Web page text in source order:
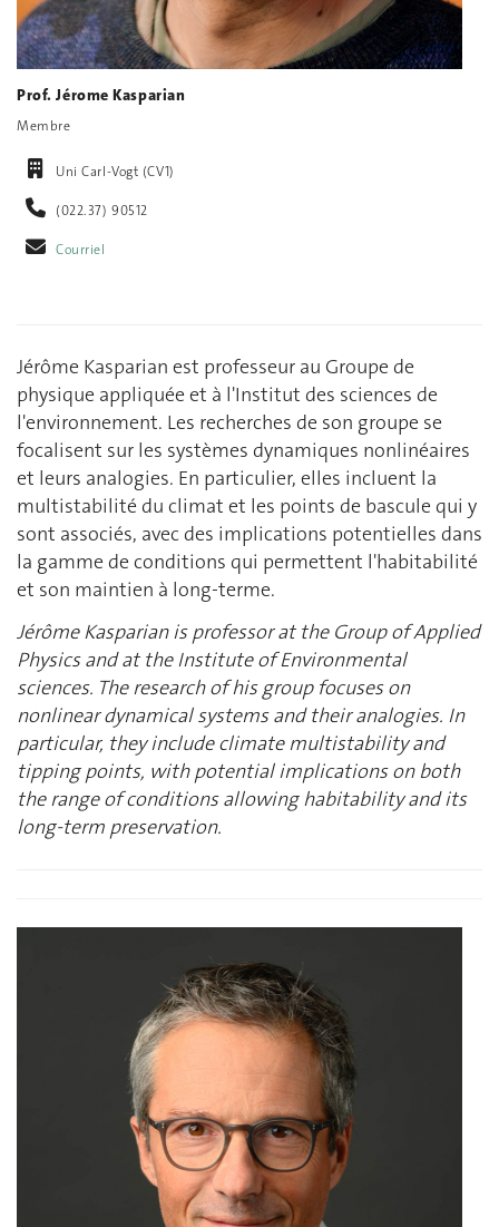
Prof. Jérome Kasparian
Membre
Uni Carl-Vogt (CV1)
(022.37) 90512
Courriel
Jérôme Kasparian est professeur au Groupe de
physique appliquée et à l'Institut des sciences de
l'environnement. Les recherches de son groupe se
focalisent sur les systèmes dynamiques nonlinéaires
et leurs analogies. En particulier, elles incluent la
multistabilité du climat et les points de bascule qui y
sont associés, avec des implications potentielles dans
la gamme de conditions qui permettent l'habitabilité
et son maintien à long-terme.
Jérôme Kasparian is professor at the Group of Applied
Physics and at the Institute of Environmental
sciences. The research of his group focuses on
nonlinear dynamical systems and their analogies. In
particular, they include climate multistability and
tipping points, with potential implications on both
the range of conditions allowing habitability and its
long-term preservation.